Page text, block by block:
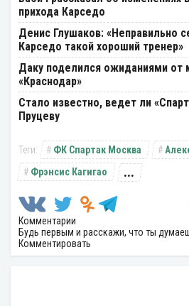
прихода Карседо
Денис Глушаков: «Неправильно
Карседо такой хороший тренер»
Даку поделился ожиданиями от
«Краснодар»
Стало известно, ведет ли
Пруцеву
ФК Спартак Москва
Фрэнсис Кагигао
...
Комментарии
Будь первым и расскажи, что ты
Комментировать